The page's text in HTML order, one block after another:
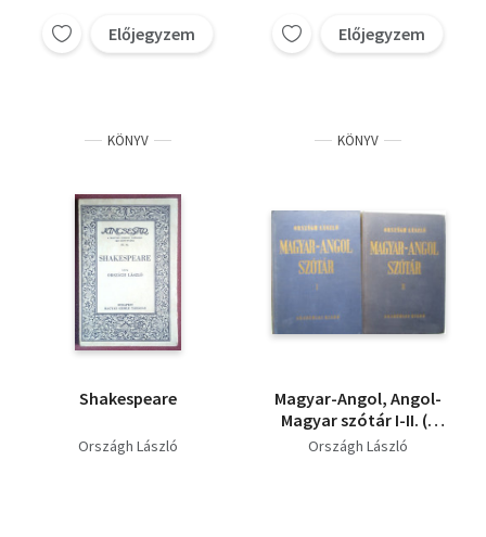
Előjegyzem
Norman Douglas + D.
H. Lawrence és
Előjegyzem
KÖNYV
Shakespeare
Országh László
KÖNYV
Magyar-Angol, Angol-
Magyar szótár I-II. (4
kötet)
Országh László